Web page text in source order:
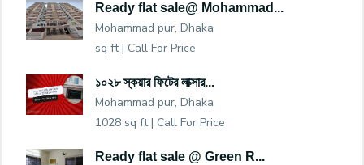
Ready flat sale@ Mohammad...
Mohammad pur, Dhaka
sq ft | Call For Price
১০২৮ স্কয়ার ফিটের লাক্সার...
Mohammad pur, Dhaka
1028 sq ft | Call For Price
Ready flat sale @ Green R...